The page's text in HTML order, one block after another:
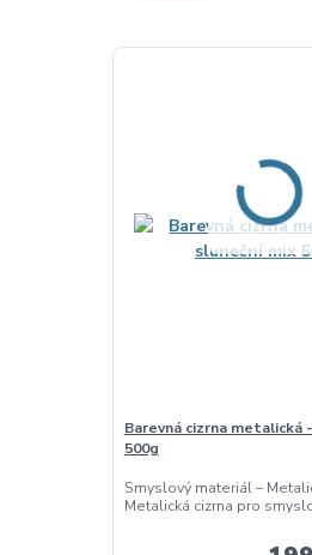
Barevná cizrna metalická
500g
Smyslový materiál –
Metalická cizrna pro